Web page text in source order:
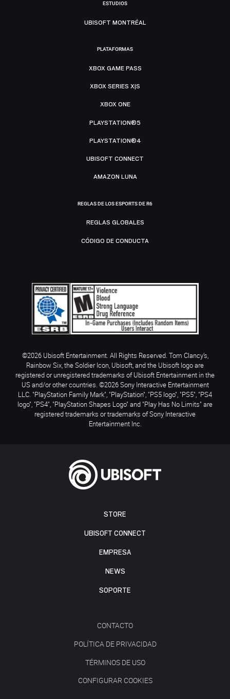
STORE
UBISOFT CONNECT
EMPRESA
NEWS
SOPORTE
CONTACTO
POLÍTICA DE PRIVACIDAD
TÉRMINOS DE USO
CONFIGURAR COOKIES
ESTUDIOS
UBISOFT MONTRÉAL
PLATAFORMAS
XBOX GAME PASS
XBOX SERIES X|S
XBOX ONE
PLAYSTATION®5
PLAYSTATION®4
UBISOFT CONNECT
AMAZON LUNA
REGLAS DE LOS ESPORTS DE R6
REGLAS GLOBALES
CÓDIGO DE CONDUCTA
©2026 Ubisoft Entertainment. All Rights Reserved. Tom Clancy’s,
Rainbow Six, the Soldier Icon, Ubisoft, and the Ubisoft logo are
registered or unregistered trademarks of Ubisoft Entertainment in the
US and/or other countries. ©2026 Sony Interactive Entertainment
LLC. "PlayStation Family Mark", "PlayStation", "PS5 logo", "PS5", "PS4
logo", "PS4", "PlayStation Shapes Logo" and "Play Has No Limits" are
registered trademarks or trademarks of Sony Interactive
Entertainment Inc.